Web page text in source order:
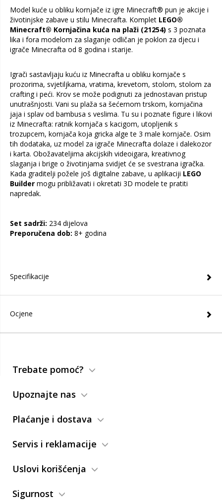
Model kuće u obliku kornjače iz igre Minecraft® pun je akcije i
životinjske zabave u stilu Minecrafta. Komplet LEGO®
Minecraft® Kornjačina kuća na plaži (21254) s 3 poznata
lika i fora modelom za slaganje odličan je poklon za djecu i
igrače Minecrafta od 8 godina i starije.
Igrači sastavljaju kuću iz Minecrafta u obliku kornjače s
prozorima, svjetiljkama, vratima, krevetom, stolom, stolom za
crafting i peći. Krov se može podignuti za jednostavan pristup
unutrašnjosti. Vani su plaža sa šećernom trskom, kornjačina
jaja i splav od bambusa s veslima. Tu su i poznate figure i likovi
iz Minecrafta: ratnik kornjača s kacigom, utopljenik s
trozupcem, kornjača koja gricka alge te 3 male kornjače. Osim
tih dodataka, uz model za igrače Minecrafta dolaze i dalekozor
i karta. Obožavateljima akcijskih videoigara, kreativnog
slaganja i brige o životinjama svidjet će se svestrana igračka.
Kada graditelji požele još digitalne zabave, u aplikaciji LEGO
Builder mogu približavati i okretati 3D modele te pratiti
napredak.
Set sadrži: 234 dijelova
Preporučena dob: 8+ godina
Specifikacije
Ocjene
Trebate pomoć?
Upoznajte nas
Plaćanje i dostava
Servis i reklamacije
Uslovi korišćenja
Sigurnost